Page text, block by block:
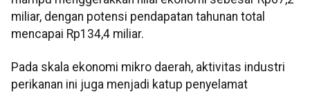
miliar, dengan potensi pendapatan tahunan total
mencapai Rp134,4 miliar.
Pada skala ekonomi mikro daerah, aktivitas industri
perikanan ini juga menjadi katup penyelamat